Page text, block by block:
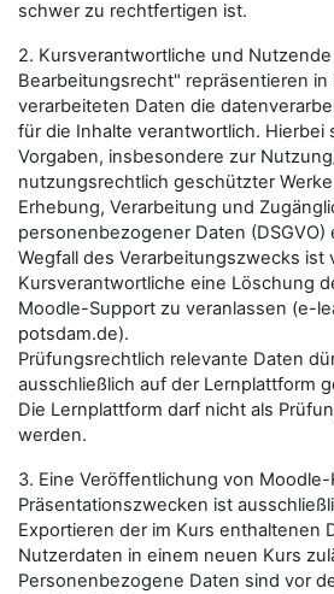
schwer zu rechtfertigen ist.
2. Kursverantwortliche und
Bearbeitungsrecht" repräsentieren in
verarbeiteten Daten die
für die Inhalte verantwortlich. Hierbei
Vorgaben, insbesondere zur
nutzungsrechtlich geschützter
Erhebung, Verarbeitung und
personenbezogener Daten (DSGVO)
Wegfall des Verarbeitungszwecks ist
Kursverantwortliche eine Löschung
Moodle-Support zu veranlassen (e-
potsdam.de).
Prüfungsrechtlich relevante Daten
ausschließlich auf der Lernplattform
Die Lernplattform darf nicht als
werden.
3. Eine Veröffentlichung von
Präsentationszwecken ist
Exportieren der im Kurs enthaltenen
Nutzerdaten in einem neuen Kurs
Personenbezogene Daten sind vor